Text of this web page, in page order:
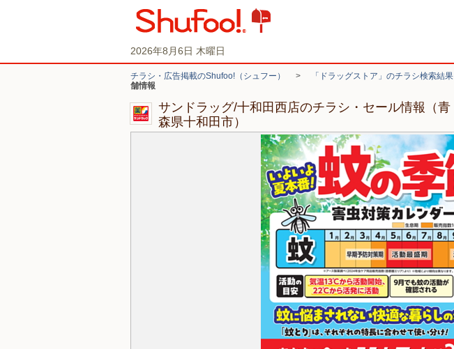
2026年8月6日 木曜日
チラシ・広告掲載のShufoo!（シュフー） > 「ドラッグストア」のチラシ検索結果
舗情報
サンドラッグ/十和田西店のチラシ・セール情報（青
森県十和田市）